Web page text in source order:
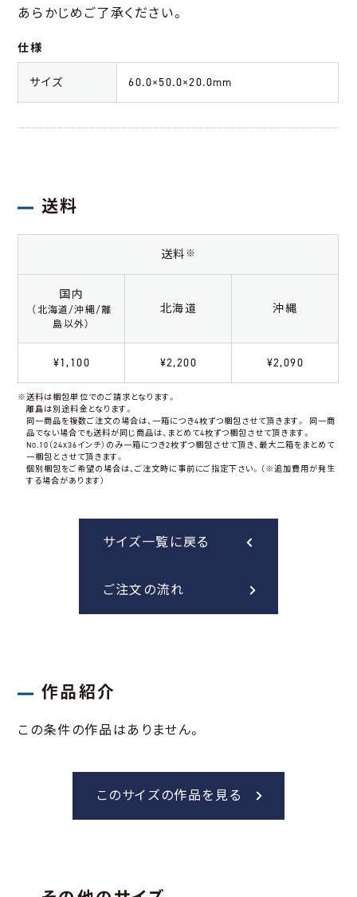
あらかじめご了承ください。
仕様
サイズ 60.0×50.0×20.0mm
送料
送料※
国内
（北海道/沖縄/離
島以外）
北海道 沖縄
¥1,100 ¥2,200 ¥2,090
※送料は梱包単位でのご請求となります。
離島は別途料金となります。
同一商品を複数ご注文の場合は、一箱につき4枚ずつ梱包させて頂きます。
同一商
品でない場合でも送料が同じ商品は、まとめて4枚ずつ梱包させて頂きます。
No.10（24x36インチ）のみ一箱につき2枚ずつ梱包させて頂き、最大二箱をまとめて
一梱包とさせて頂きます。
個別梱包をご希望の場合は、ご注文時に事前にご指定下さい。（※追加費用が発生
する場合があります）
サイズ一覧に戻る
ご注文の流れ
作品紹介
この条件の作品はありません。
このサイズの作品を見る